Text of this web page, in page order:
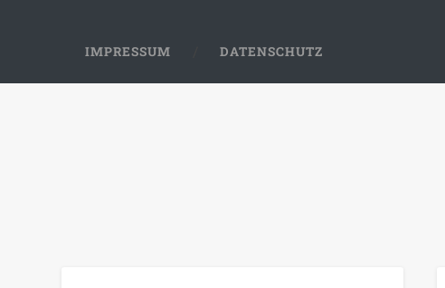
IMPRESSUM DATENSCHUTZ